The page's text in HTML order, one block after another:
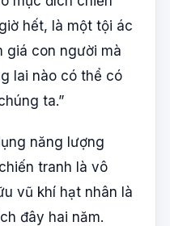
hết, là một tội ác
giá con người mà
lai nào có thể có
ta.”
năng lượng
tranh là vô
vũ khí hạt nhân là
đây hai năm.